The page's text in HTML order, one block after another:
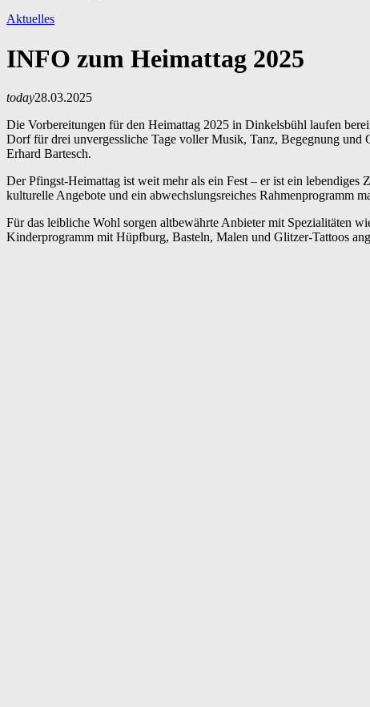
Aktuelles
INFO zum Heimattag 2025
today28.03.2025
Die Vorbereitungen für den Heimattag 2025 in Dinkelsbühl laufen
Dorf für drei unvergessliche Tage voller Musik, Tanz, Begegnung
Erhard Bartesch.
Der Pfingst-Heimattag ist weit mehr als ein Fest – er ist ein lebendiges
kulturelle Angebote und ein abwechslungsreiches Rahmenprogramm
Für das leibliche Wohl sorgen altbewährte Anbieter mit Spezialitäten
Kinderprogramm mit Hüpfburg, Basteln, Malen und Glitzer-Tattoos